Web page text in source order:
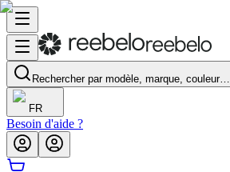
Rechercher par modèle, marque, couleur…
FR
Besoin d'aide ?